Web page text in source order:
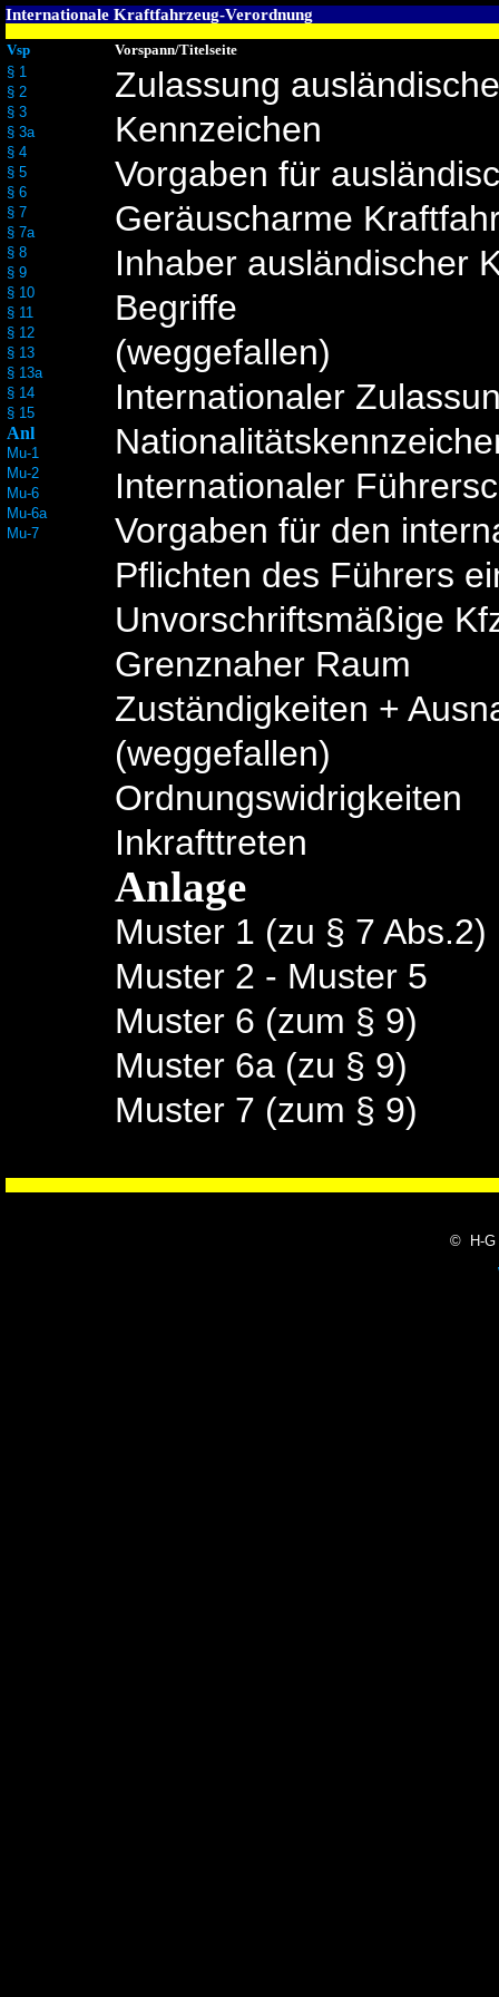
Internationale Kraftfahrzeug-Verordnung
Vsp
Vorspann/Titelseite
§ 1
§ 2
§ 3
§ 3a
§ 4
§ 5
§ 6
§ 7
§ 7a
§ 8
§ 9
§ 10
§ 11
§ 12
§ 13
§ 13a
§ 14
§ 15
Anl
Mu-1
Mu-2
Mu-6
Mu-6a
Mu-7
Zulassung
Kennzeichen
Vorgaben für
Geräuscharme
Inhaber ausländischer
Begriffe
(weggefallen)
Internationaler
Internationaler
Vorgaben für den
Pflichten des Führers
Unvorschriftsmäßige
Grenznaher Raum
Zuständigkeiten +
(weggefallen)
Ordnungswidrigkeiten
Inkrafttreten
Anlage
Muster 1 (zu § 7 Abs.2)
Muster 2 - Muster 5
Muster 6 (zum § 9)
Muster 6a (zu § 9)
Muster 7 (zum § 9)
© H-G